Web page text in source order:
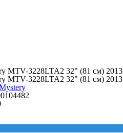
MTV-3228LTA2 32" (81 см) 2013
MTV-3228LTA2 32" (81 см) 2013